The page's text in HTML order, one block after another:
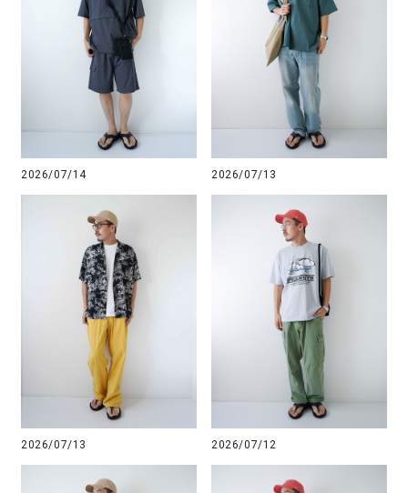
2026/07/14 2026/07/13
2026/07/13 2026/07/12